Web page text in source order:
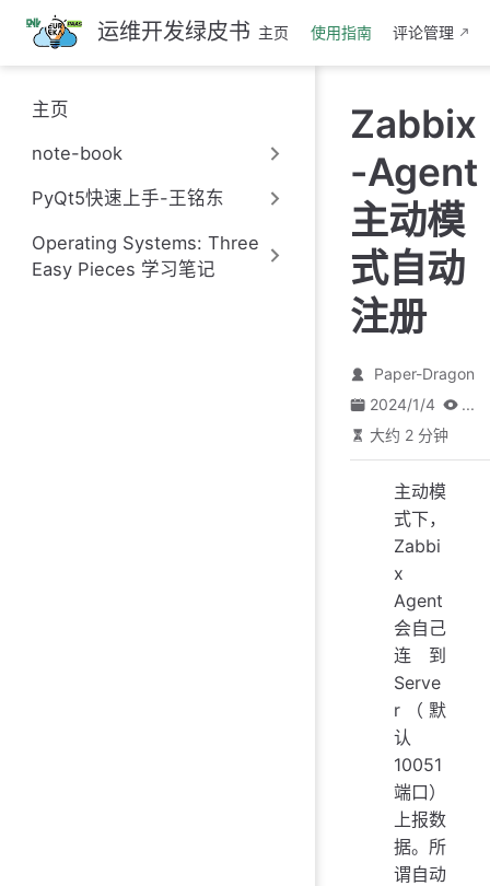
跳
至
主
要
內
运维开发绿皮书 主页 使用指南 评论管理
主页
note-book
PyQt5快速上手-王铭东
Operating Systems: Three
Easy Pieces 学习笔记
Zabbix
-Agent
主动模
式自动
注册
Paper-Dragon
2024/1/4
...
大约 2 分钟
主动模
式下，
Zabbi
x
Agent
会自己
连到
Serve
r（默
认
10051
端口）
上报数
据。所
谓自动